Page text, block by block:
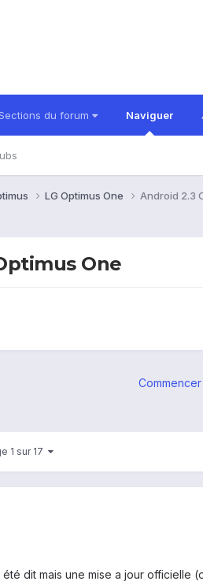
Sections du forum Naviguer
LG Optimus One Android 2.3
One
1 sur 17
dit mais une mise a jour officielle